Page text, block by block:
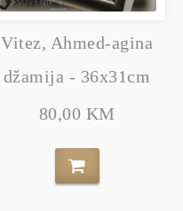
Vitez, Ahmed-agina
džamija - 36x31cm
80,00 KM